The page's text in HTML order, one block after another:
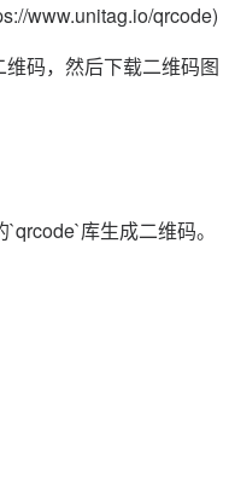
www.unitag.io/qrcode)
码，然后下载二维码图
库生成二维码。